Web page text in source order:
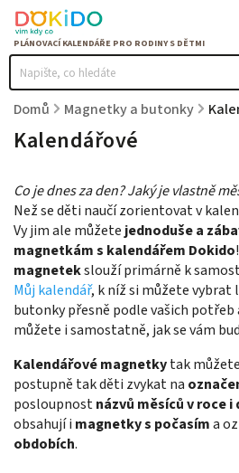
Domů / Magnetky a butonky /
Kalendářové
Co je dnes za den? Jaký je vlastně
Než se děti naučí zorientovat v
Vy jim ale můžete jednoduše a
magnetkám s kalendářem Dokido
magnetekslouží primárně k
Můj kalendář, k níž si můžete
butonky přesně podle vašich potřeb
můžete i samostatně, jak se vám
Kalendářové magnetkytak
postupně tak děti zvykat na
posloupnostnázvů měsíců v roce i
obsahují i magnetky s počasíma
obdobích.